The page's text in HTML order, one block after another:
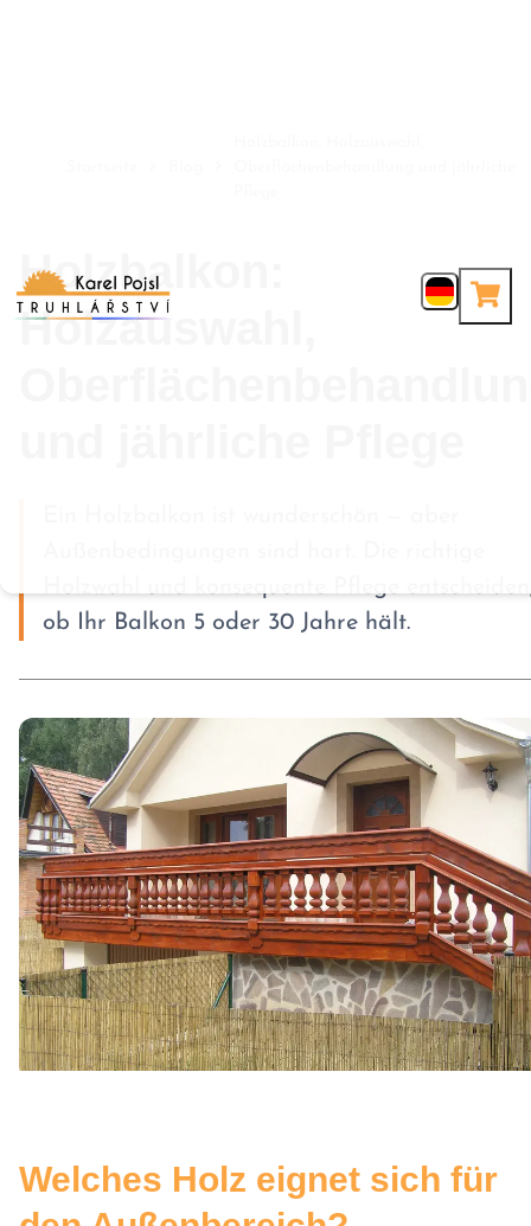
Holzbalkon:
Holzauswahl,
Holzwahl und konsequente Pflege
ob Ihr Balkon 5 oder 30 Jahre hält.
Welches Holz eignet sich für